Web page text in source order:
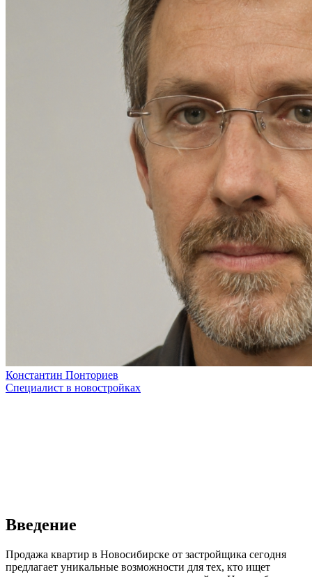
Константин Понториев
Специалист в новостройках
Введение
Продажа квартир в Новосибирске от застройщика сегодня
предлагает уникальные возможности для тех, кто ищет